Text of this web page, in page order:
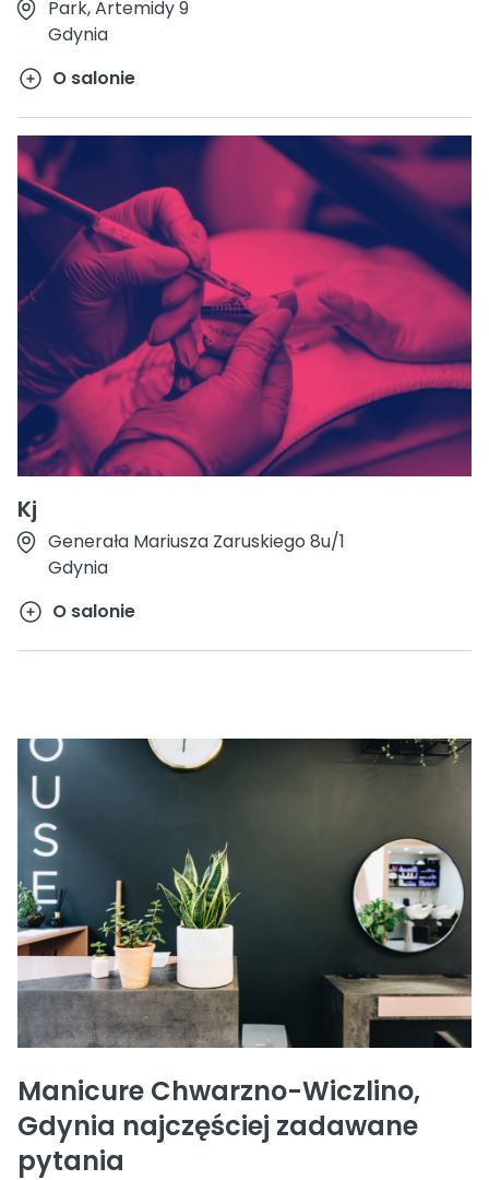
Park, Artemidy 9
Gdynia
O salonie
Kj
Generała Mariusza Zaruskiego 8u/1
Gdynia
O salonie
Manicure Chwarzno-Wiczlino,
Gdynia najczęściej zadawane
pytania